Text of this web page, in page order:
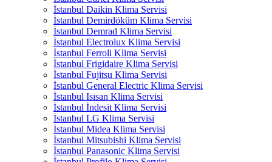
İstanbul Daikin Klima Servisi
İstanbul Demirdöküm Klima Servisi
İstanbul Demrad Klima Servisi
İstanbul Electrolux Klima Servisi
İstanbul Ferroli Klima Servisi
İstanbul Frigidaire Klima Servisi
İstanbul Fujitsu Klima Servisi
İstanbul General Electric Klima Servisi
İstanbul Isısan Klima Servisi
İstanbul İndesit Klima Servisi
İstanbul LG Klima Servisi
İstanbul Midea Klima Servisi
İstanbul Mitsubishi Klima Servisi
İstanbul Panasonic Klima Servisi